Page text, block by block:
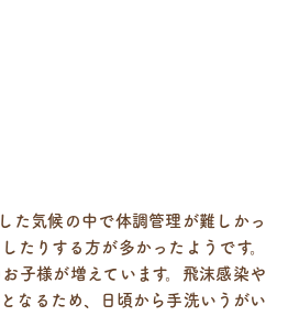
た気候の中で体調管理が難しかっ
たりする方が多かったようです。
子様が増えています。飛沫感染や
なるため、日頃から手洗いうがい